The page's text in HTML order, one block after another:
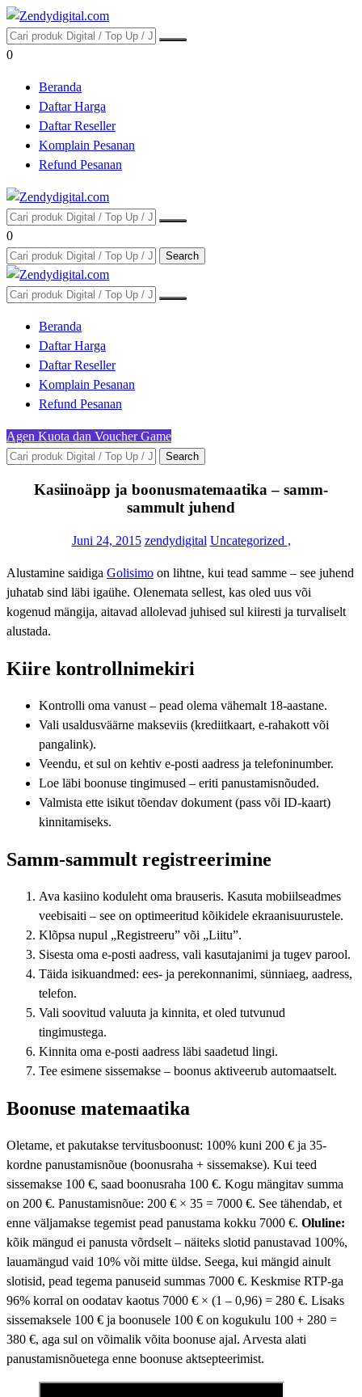
0
Beranda
Daftar Harga
Daftar Reseller
Komplain Pesanan
Refund Pesanan
0
Search
Beranda
Daftar Harga
Daftar Reseller
Komplain Pesanan
Refund Pesanan
Agen Kuota dan Voucher Game
Search
Kasiinoäpp ja boonusmatemaatika – samm-
sammult juhend
Juni 24, 2015 zendydigital Uncategorized ,
Alustamine saidiga Golisimo on lihtne, kui tead samme – see juhend
juhatab sind läbi igaühe. Olenemata sellest, kas oled uus või
kogenud mängija, aitavad allolevad juhised sul kiiresti ja turvaliselt
alustada.
Kiire kontrollnimekiri
Kontrolli oma vanust – pead olema vähemalt 18-aastane.
Vali usaldusväärne makseviis (krediitkaart, e-rahakott või
pangalink).
Veendu, et sul on kehtiv e-posti aadress ja telefoninumber.
Loe läbi boonuse tingimused – eriti panustamisnõuded.
Valmista ette isikut tõendav dokument (pass või ID-kaart)
kinnitamiseks.
Samm-sammult registreerimine
Ava kasiino koduleht oma brauseris. Kasuta mobiilseadmes
veebisaiti – see on optimeeritud kõikidele ekraanisuurustele.
Klõpsa nupul „Registreeru” või „Liitu”.
Sisesta oma e-posti aadress, vali kasutajanimi ja tugev parool.
Täida isikuandmed: ees- ja perekonnanimi, sünniaeg, aadress,
telefon.
Vali soovitud valuuta ja kinnita, et oled tutvunud
tingimustega.
Kinnita oma e-posti aadress läbi saadetud lingi.
Tee esimene sissemakse – boonus aktiveerub automaatselt.
Boonuse matemaatika
Oletame, et pakutakse tervitusboonust: 100% kuni 200 € ja 35-
kordne panustamisnõue (boonusraha + sissemakse). Kui teed
sissemakse 100 €, saad boonusraha 100 €. Kogu mängitav summa
on 200 €. Panustamisnõue: 200 € × 35 = 7000 €. See tähendab, et
enne väljamakse tegemist pead panustama kokku 7000 €. Oluline:
kõik mängud ei panusta võrdselt – näiteks slotid panustavad 100%,
lauamängud vaid 10% või mitte üldse. Seega, kui mängid ainult
slotisid, pead tegema panuseid summas 7000 €. Keskmise RTP-ga
96% korral on oodatav kaotus 7000 € × (1 – 0,96) = 280 €. Lisaks
sissemaksele 100 € ja boonusele 100 € on kogukulu 100 + 280 =
380 €, aga sul on võimalik võita boonuse ajal. Arvesta alati
panustamisnõuetega enne boonuse aktsepteerimist.